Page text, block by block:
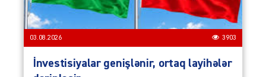
03.08.2026 3903
İnvestisiyalar genişlənir, ortaq layihələr